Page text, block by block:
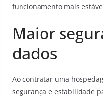
funcionamento mais
Maior
dados
Ao contratar uma
segurança e estabilidade